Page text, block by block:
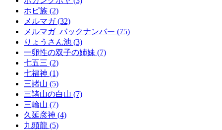
ホピ族 (2)
メルマガ (32)
メルマガ_バックナンバー (75)
りょうさん池 (3)
一卵性の双子の姉妹 (7)
七五三 (2)
七福神 (1)
三諸山 (5)
三諸山の白山 (7)
三輪山 (7)
久延彦神 (4)
九頭龍 (5)